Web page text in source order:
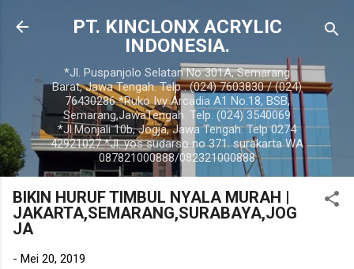
Langsung ke konten utama
PT. KINCLONX ACRYLIC
INDONESIA.
*Jl. Puspanjolo Selatan No 301A, Semarang
Barat, Jawa Tengah. Telp . (024) 7603830 / (024)
76430286 *Ruko Ivy Arcadia A1 No.18, BSB,
Semarang,JawaTengah. Telp. (024) 3540069
*Jl.Monjali 10b, Jogja, Jawa Tengah. Telp 0274
42921027 *Jl. yos sudarso no 371. surakarta WA
087821000888/082321000888
BIKIN HURUF TIMBUL NYALA MURAH |
JAKARTA,SEMARANG,SURABAYA,JOG
JA
- Mei 20, 2019